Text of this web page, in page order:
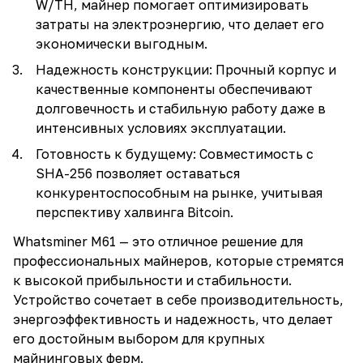
W/TH, майнер помогает оптимизировать
затраты на электроэнергию, что делает его
экономически выгодным.
Надежность конструкции: Прочный корпус и
качественные компоненты обеспечивают
долговечность и стабильную работу даже в
интенсивных условиях эксплуатации.
Готовность к будущему: Совместимость с
SHA-256 позволяет оставаться
конкурентоспособным на рынке, учитывая
перспективу халвинга Bitcoin.
Whatsminer M61 — это отличное решение для
профессиональных майнеров, которые стремятся
к высокой прибыльности и стабильности.
Устройство сочетает в себе производительность,
энергоэффективность и надежность, что делает
его достойным выбором для крупных
майнинговых ферм.